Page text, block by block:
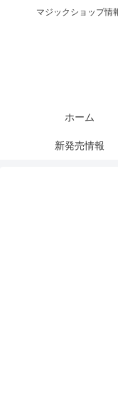
マジックショップ情
ホーム
新発売情報